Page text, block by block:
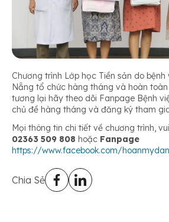
Chương trình Lớp học Tiền sản do
Nẵng tổ chức hàng tháng và hoàn
tương lại hãy theo dõi Fanpage Bệnh
chủ đề hàng tháng và đăng ký tham
Mọi thông tin chi tiết về chương trình,
02363 509 808 hoặc Fanpage
https://www.facebook.com/
Chia Sẻ